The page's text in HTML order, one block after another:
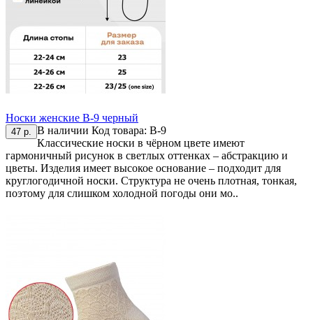
Носки женские В-9 черный
47 р. В наличии Код товара: В-9
Классические носки в чёрном цвете имеют
гармоничный рисунок в светлых оттенках – абстракцию и
цветы. Изделия имеет высокое основание – подходит для
круглогодичной носки. Структура не очень плотная, тонкая,
поэтому для слишком холодной погоды они мо..